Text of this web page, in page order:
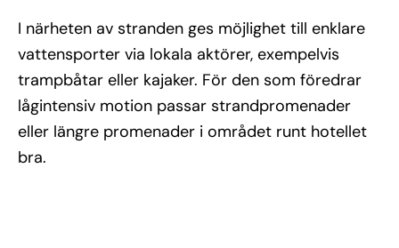
I närheten av stranden ges möjlighet till enklare
vattensporter via lokala aktörer, exempelvis
trampbåtar eller kajaker. För den som föredrar
lågintensiv motion passar strandpromenader
eller längre promenader i området runt hotellet
bra.